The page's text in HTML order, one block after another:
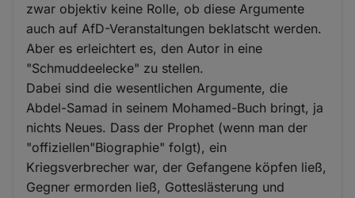
zwar objektiv keine Rolle, ob diese Argumente
auch auf AfD-Veranstaltungen beklatscht werden.
Aber es erleichtert es, den Autor in eine
"Schmuddeelecke" zu stellen.
Dabei sind die wesentlichen Argumente, die
Abdel-Samad in seinem Mohamed-Buch bringt, ja
nichts Neues. Dass der Prophet (wenn man der
"offiziellen"Biographie" folgt), ein
Kriegsverbrecher war, der Gefangene köpfen ließ,
Gegner ermorden ließ, Gotteslästerung und